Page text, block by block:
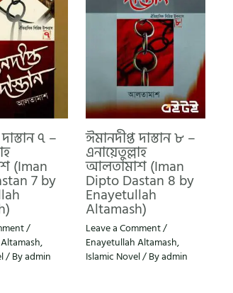
৭ –
(Iman
7 by
/
,
/ Byadmin
ঈমানদীপ্ত দাস্তান ৮ –
এনায়েতুল্লাহ
আলতামাশ (Iman
Dipto Dastan 8 by
Enayetullah
Altamash)
Leave a Comment/
Enayetullah Altamash,
Islamic Novel/ Byadmin